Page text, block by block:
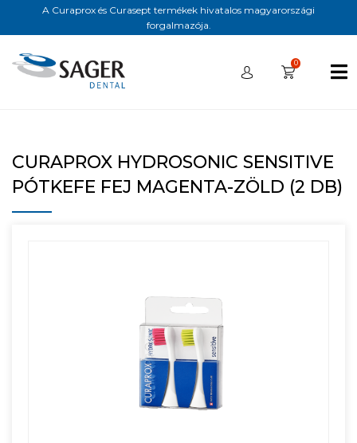
A Curaprox és Curasept termékek hivatalos magyarországi
forgalmazója.
0
CURAPROX HYDROSONIC SENSITIVE
PÓTKEFE FEJ MAGENTA-ZÖLD (2 DB)